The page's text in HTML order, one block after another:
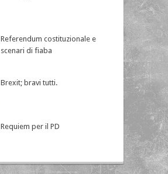
Referendum costituzionale e
scenari di fiaba
Brexit; bravi tutti.
Requiem per il PD